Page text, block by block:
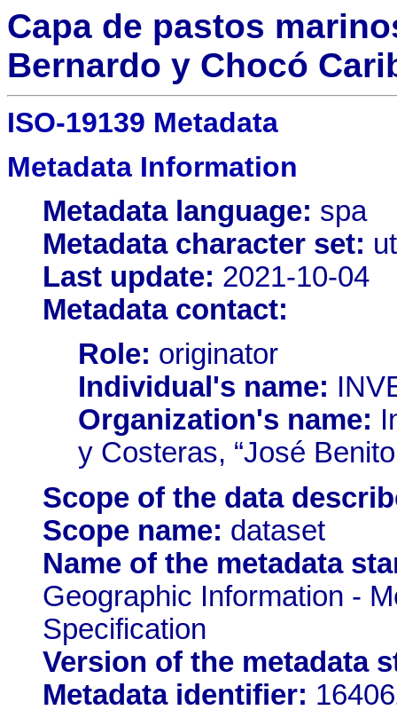
Capa de pastos
Bernardo y Chocó
ISO-19139 Metadata
Metadata Information
Metadata language: spa
Metadata character set:
Last update: 2021-10-04
Metadata contact:
Role: originator
Individual's name:
Organization's name:
y Costeras, “José
Scope of the data
Scope name: dataset
Name of the metadata
Geographic Information -
Specification
Version of the metadata
Metadata identifier: